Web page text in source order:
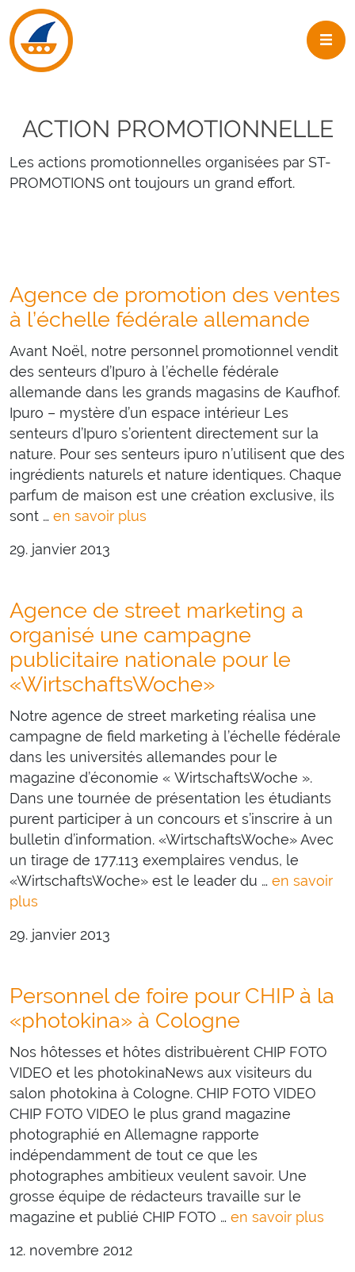
Skip to navigation
Skip to main content
ACTION PROMOTIONNELLE
Les actions promotionnelles organisées par ST-
PROMOTIONS ont toujours un grand effort.
Agence de promotion des ventes
à l’échelle fédérale allemande
Avant Noël, notre personnel promotionnel vendit
des senteurs d’Ipuro à l’échelle fédérale
allemande dans les grands magasins de Kaufhof.
Ipuro – mystère d’un espace intérieur Les
senteurs d’Ipuro s’orientent directement sur la
nature. Pour ses senteurs ipuro n’utilisent que des
ingrédients naturels et nature identiques. Chaque
parfum de maison est une création exclusive, ils
sont … en savoir plus
29. janvier 2013
Agence de street marketing a
organisé une campagne
publicitaire nationale pour le
«WirtschaftsWoche»
Notre agence de street marketing réalisa une
campagne de field marketing à l’échelle fédérale
dans les universités allemandes pour le
magazine d’économie « WirtschaftsWoche ».
Dans une tournée de présentation les étudiants
purent participer à un concours et s’inscrire à un
bulletin d’information. «WirtschaftsWoche» Avec
un tirage de 177.113 exemplaires vendus, le
«WirtschaftsWoche» est le leader du … en savoir
plus
29. janvier 2013
Personnel de foire pour CHIP à la
«photokina» à Cologne
Nos hôtesses et hôtes distribuèrent CHIP FOTO
VIDEO et les photokinaNews aux visiteurs du
salon photokina à Cologne. CHIP FOTO VIDEO
CHIP FOTO VIDEO le plus grand magazine
photographié en Allemagne rapporte
indépendamment de tout ce que les
photographes ambitieux veulent savoir. Une
grosse équipe de rédacteurs travaille sur le
magazine et publié CHIP FOTO … en savoir plus
12. novembre 2012